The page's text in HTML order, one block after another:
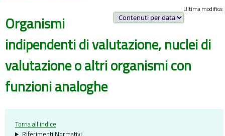
Ultima modifica:
Organismi
indipendenti di valutazione, nuclei di
valutazione o altri organismi con
funzioni analoghe
Torna all'indice
Riferimenti Normativi